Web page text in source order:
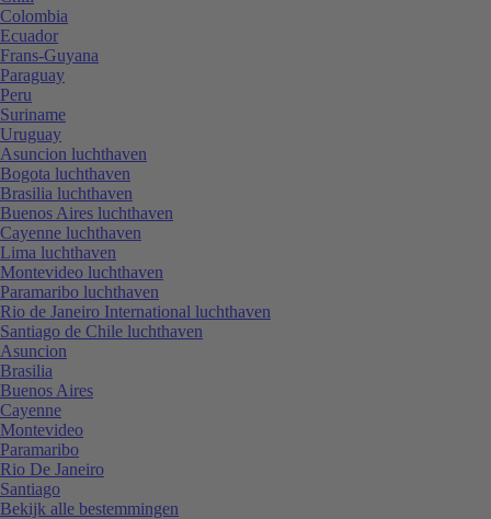
Colombia
Ecuador
Frans-Guyana
Paraguay
Peru
Suriname
Uruguay
Asuncion luchthaven
Bogota luchthaven
Brasilia luchthaven
Buenos Aires luchthaven
Cayenne luchthaven
Lima luchthaven
Montevideo luchthaven
Paramaribo luchthaven
Rio de Janeiro International luchthaven
Santiago de Chile luchthaven
Asuncion
Brasilia
Buenos Aires
Cayenne
Montevideo
Paramaribo
Rio De Janeiro
Santiago
Bekijk alle bestemmingen